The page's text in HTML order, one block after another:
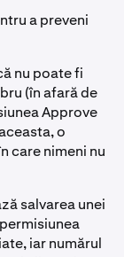
a preveni
nu poate fi
(în afară de
Approve
o
care nimeni nu
salvarea unei
iar numărul